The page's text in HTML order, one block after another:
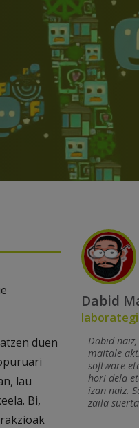
duen
lau
Bi,
Dabid
Dabid
maitale
software
hori dela
izan naiz.
zaila